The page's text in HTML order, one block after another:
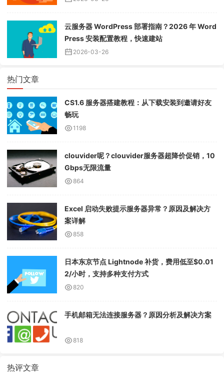
云服务器 WordPress 部署指南？2026 年 Word
Press 安装配置教程，快速建站
2026-03-26
热门文章
CS1.6 服务器搭建教程：从下载安装到邀请好友
畅玩
1198
clouvider呢？clouvider服务器超降价促销，10
Gbps无限流量
864
Excel 启动失败提示服务器异常？原因及解决方
案详解
858
日本东京节点 Lightnode 补货，费用低至$0.01
2/小时，支持多种支付方式
820
手机邮箱无法连接服务器？原因分析及解决方案
818
热评文章